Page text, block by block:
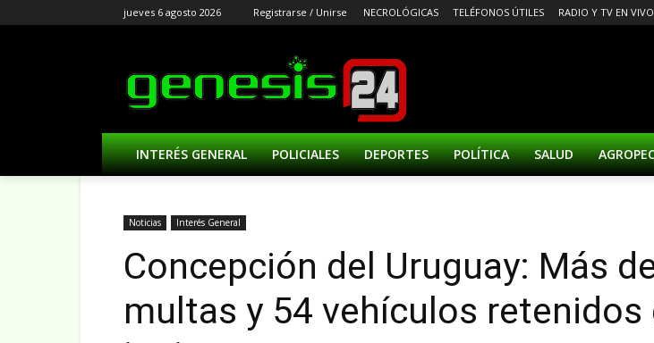
jueves 6 agosto 2026 Registrarse / Unirse NECROLÓGICAS TELÉFONOS ÚTILES RADIO Y TV EN VIVO
INTERÉS GENERAL POLICIALES DEPORTES POLÍTICA SALUD
Noticias Interés General
Concepción del Uruguay: Más
multas y 54 vehículos retenidos